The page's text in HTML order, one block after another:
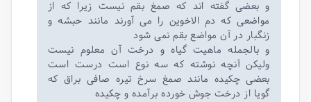
و بعضی گفته اند که صمغ بقم نیست زیرا که از
مواضعی که دم الاخوین را می آورند مانند حبشه و
زنگبار در آن مواضع بقم نمی شود
و بالجمله ماهیت گیاه و درخت آن معلوم نیست
ولیکن آنچه نوشته که سه نوع است درست است
بعضی چکیده مانند صمغ سرخ تیره صافی براق که
گویا از درخت جوش خورده برآمده و چکیده